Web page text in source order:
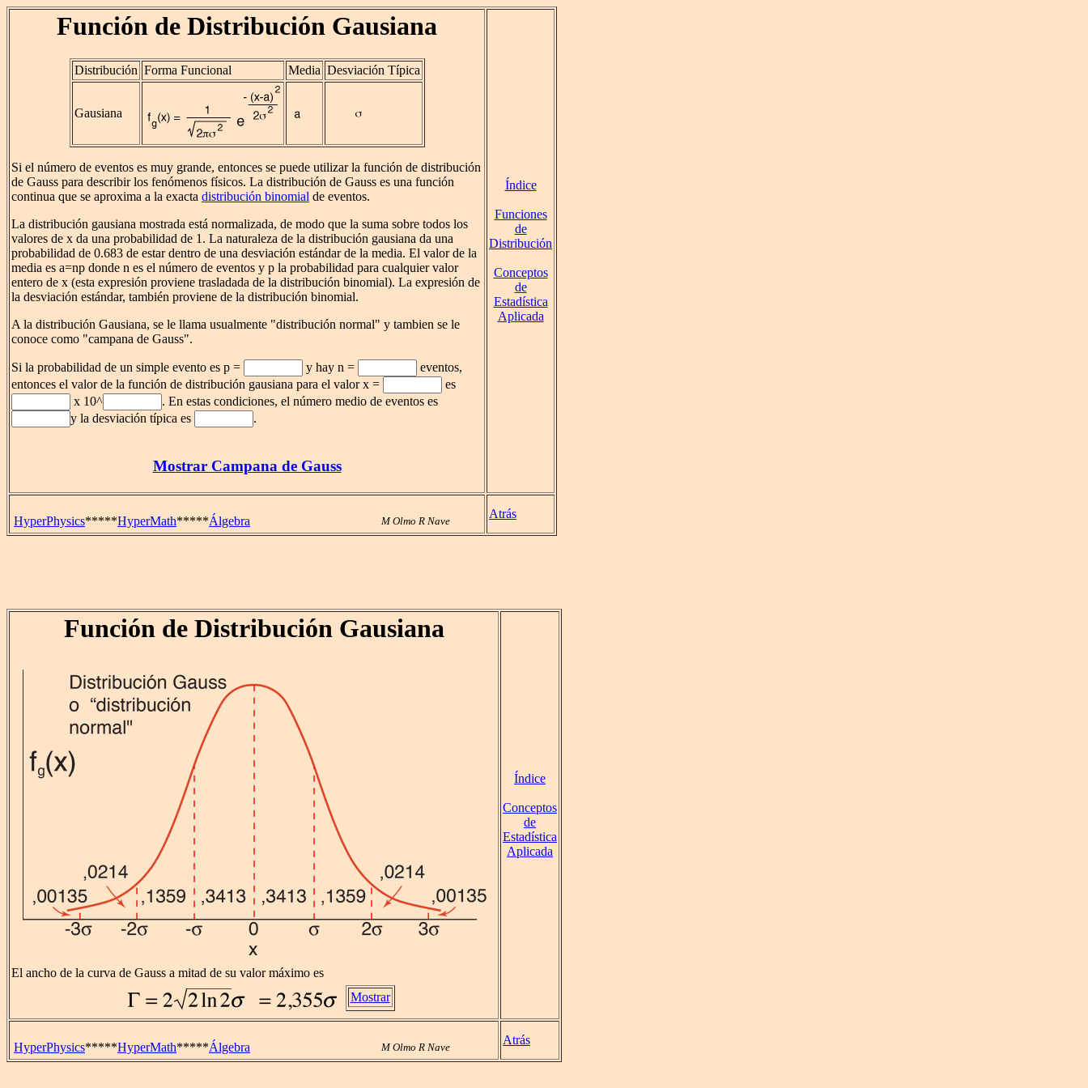
Función de Distribución Gausiana
Distribución Forma Funcional Media Desviación Típica
Gausiana
Si el número de eventos es muy grande, entonces se puede utilizar la función de distribución
de Gauss para describir los fenómenos físicos. La distribución de Gauss es una función
continua que se aproxima a la exacta distribución binomial de eventos.
La distribución gausiana mostrada está normalizada, de modo que la suma sobre todos los
valores de x da una probabilidad de 1. La naturaleza de la distribución gausiana da una
probabilidad de 0.683 de estar dentro de una desviación estándar de la media. El valor de la
media es a=np donde n es el número de eventos y p la probabilidad para cualquier valor
entero de x (esta expresión proviene trasladada de la distribución binomial). La expresión de
la desviación estándar, también proviene de la distribución binomial.
A la distribución Gausiana, se le llama usualmente "distribución normal" y tambien se le
conoce como "campana de Gauss".
Si la probabilidad de un simple evento es p = y hay n =
eventos,
entonces el valor de la función de distribución gausiana para el valor x =
es
x 10^
. En estas condiciones, el número medio de eventos es
y la desviación típica es
.
Mostrar Campana de Gauss
Índice
Funciones
de
Distribución
Conceptos
de
Estadística
Aplicada
HyperPhysics*****HyperMath*****Álgebra M Olmo R Nave
Atrás
Función de Distribución Gausiana
El ancho de la curva de Gauss a mitad de su valor máximo es
Mostrar
Índice
Conceptos
de
Estadística
Aplicada
HyperPhysics*****HyperMath*****Álgebra M Olmo R Nave
Atrás